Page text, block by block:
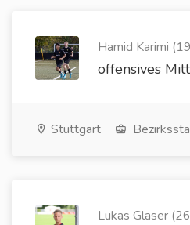
Hamid Karimi
offensives
Stuttgart
Lukas Glaser